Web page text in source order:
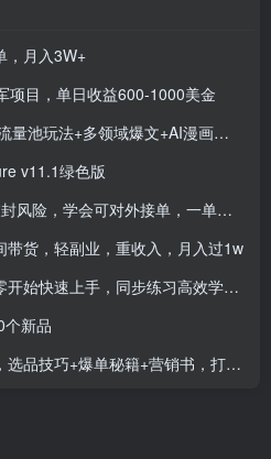
，月入3W+
项目，单日收益600-1000美金
+多领域爆文+AI漫画，新手快速盈利
v11.1绿色版
险，学会可对外接单，一单收200+
货，轻副业，重收入，月入过1w
手，同步练习高效学习，思维提升从简到难
新品
巧+爆单秘籍+营销书，打造高利润店铺